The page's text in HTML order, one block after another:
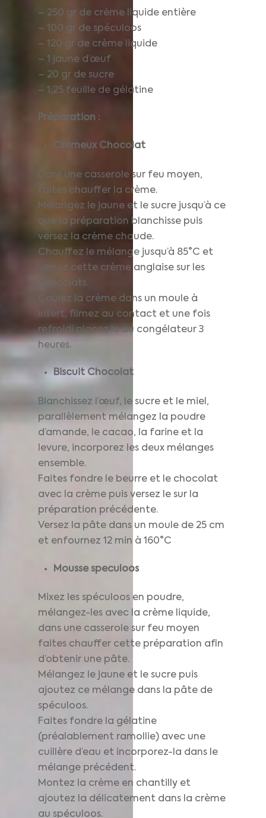
– 250 gr de crème liquide entière
– 100 gr de spéculoos
– 120 gr de crème liquide
– 1 jaune d’œuf
– 20 gr de sucre
– 1,25 feuille de gélatine
Préparation :
Crémeux Chocolat
Dans une casserole sur feu moyen,
faites chauffer la crème.
Mélangez le jaune et le sucre jusqu’à ce
que la préparation blanchisse puis
versez la crème chaude.
Chauffez le mélange jusqu’à 85°C et
versez cette crème anglaise sur les
chocolats.
Coulez la crème dans un moule à
insert, filmez au contact et une fois
refroidi placez le au congélateur 3
heures.
Biscuit Chocolat
Blanchissez l’œuf, le sucre et le miel,
parallèlement mélangez la poudre
d’amande, le cacao, la farine et la
levure, incorporez les deux mélanges
ensemble.
Faites fondre le beurre et le chocolat
avec la crème puis versez le sur la
préparation précédente.
Versez la pâte dans un moule de 25 cm
et enfournez 12 min à 160°C
Mousse speculoos
Mixez les spéculoos en poudre,
mélangez-les avec la crème liquide,
dans une casserole sur feu moyen
faites chauffer cette préparation afin
d’obtenir une pâte.
Mélangez le jaune et le sucre puis
ajoutez ce mélange dans la pâte de
spéculoos.
Faites fondre la gélatine
(préalablement ramollie) avec une
cuillère d’eau et incorporez-la dans le
mélange précédent.
Montez la crème en chantilly et
ajoutez la délicatement dans la crème
au spéculoos.